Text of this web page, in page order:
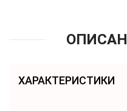
ХАРАКТЕРИСТИКИ